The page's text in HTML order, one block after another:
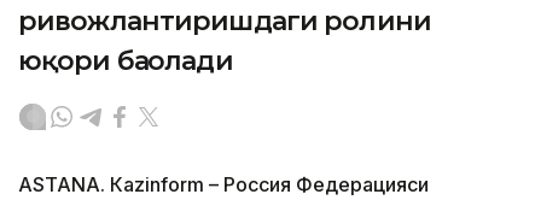
ривожлантиришдаги ролини
юқори баҳолади
ASTANА. Кazinform – Россия Федерацияси